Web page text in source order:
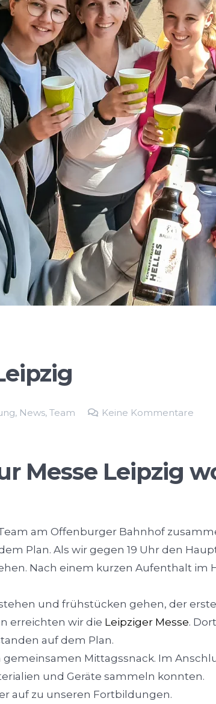
, News,Team Keine Kommentare
Messe Leipzig
am Offenburger Bahnhof
Plan. Als wir gegen 19 Uhr den
Nach einem kurzen Aufenthalt im
und frühstücken gehen, der
erreichten wir die Leipziger Messe.
auf dem Plan.
Mittagssnack. Im
und Geräte sammeln konnten.
auf zu unseren Fortbildungen.